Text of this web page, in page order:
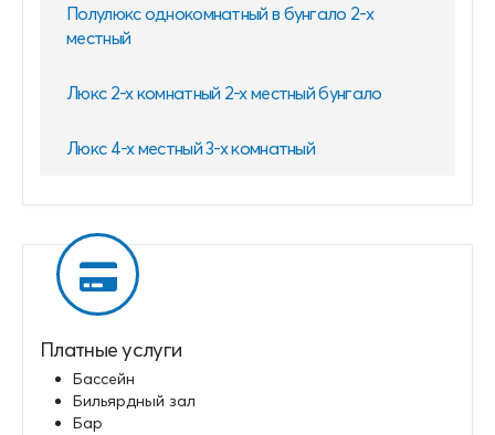
Полулюкс однокомнатный в бунгало 2-х
местный
Люкс 2-х комнатный 2-х местный бунгало
Люкс 4-х местный 3-х комнатный
Платные услуги
Бассейн
Бильярдный зал
Бар